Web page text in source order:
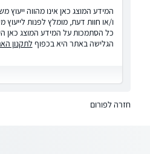
המידע המוצג כאן אינו מהווה ייעוץ
ו/או חוות דעת, מומלץ לפנות לייעוץ
כל הסתמכות על המידע המוצג כאן
הגלישה באתר היא בכפוף לתקנון
חזרה לפורום